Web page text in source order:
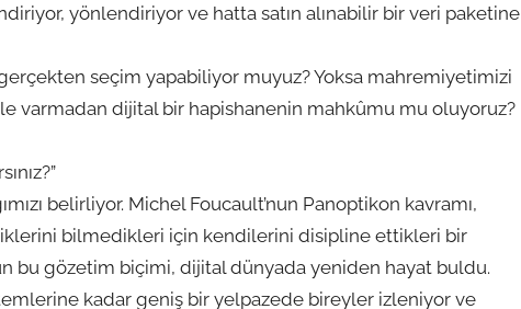
yönlendiriyor ve hatta satın alınabilir bir veri paketine
seçim yapabiliyor muyuz? Yoksa mahremiyetimizi
varmadan dijital bir hapishanenin mahkûmu mu oluyoruz?
belirliyor. Michel Foucault’nun Panoptikon kavramı,
bilmedikleri için kendilerini disipline ettikleri bir
bu gözetim biçimi, dijital dünyada yeniden hayat buldu.
kadar geniş bir yelpazede bireyler izleniyor ve